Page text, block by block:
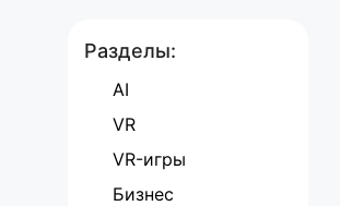
Разделы:
AI
VR
VR-игры
Бизнес